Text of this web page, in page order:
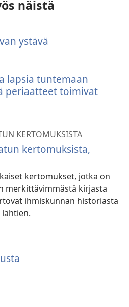
näistä
ystävä
lapsia tuntemaan
periaatteet toimivat
KERTOMUKSISTA
kertomuksista,
kertomukset, jotka on
merkittävimmästä kirjasta
ihmiskunnan historiasta